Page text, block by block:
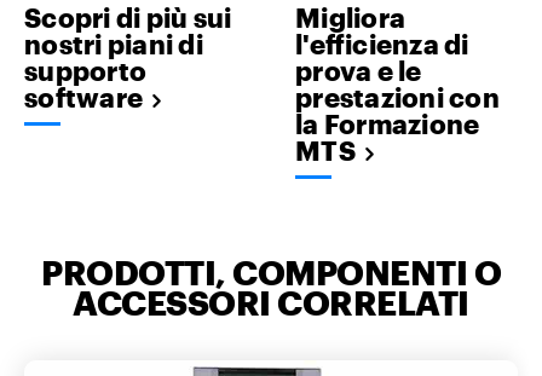
Scopri di più sui
nostri piani di
supporto
software
Migliora
l'efficienza di
prova e le
prestazioni con
la Formazione
MTS
PRODOTTI, COMPONENTI O
ACCESSORI CORRELATI